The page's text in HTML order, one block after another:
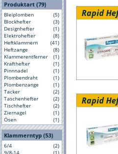
Produktart (79)
Bleiplomben
(5)
Blockhefter
(3)
Designhefter
(1)
Elektrohefter
(8)
Heftklammern
(41)
Heftzange
(8)
Klammerentferner
(1)
Krafthefter
(1)
Pinnnadel
(1)
Plombendraht
(1)
Plombenzange
(1)
Tacker
(2)
Taschenhefter
(2)
Tischhefter
(2)
Ziernagel
(1)
Ösen
(1)
Klammerntyp (53)
6/4
(2)
9/8-14
(1)
Rapid
Rapid